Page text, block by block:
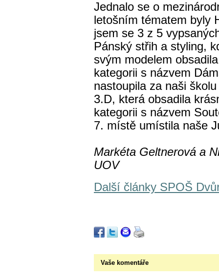
Jednalo se o
letošním tématem byly
jsem se 3 z 5
Pánský střih a styling,
svým modelem
kategorii s názvem
nastoupila za naši
3.D, která obsadila
kategorii s názvem
7. místě umístila naše
Markéta Geltnerová a
UOV
Další články SPOŠ
Vaše komentáře